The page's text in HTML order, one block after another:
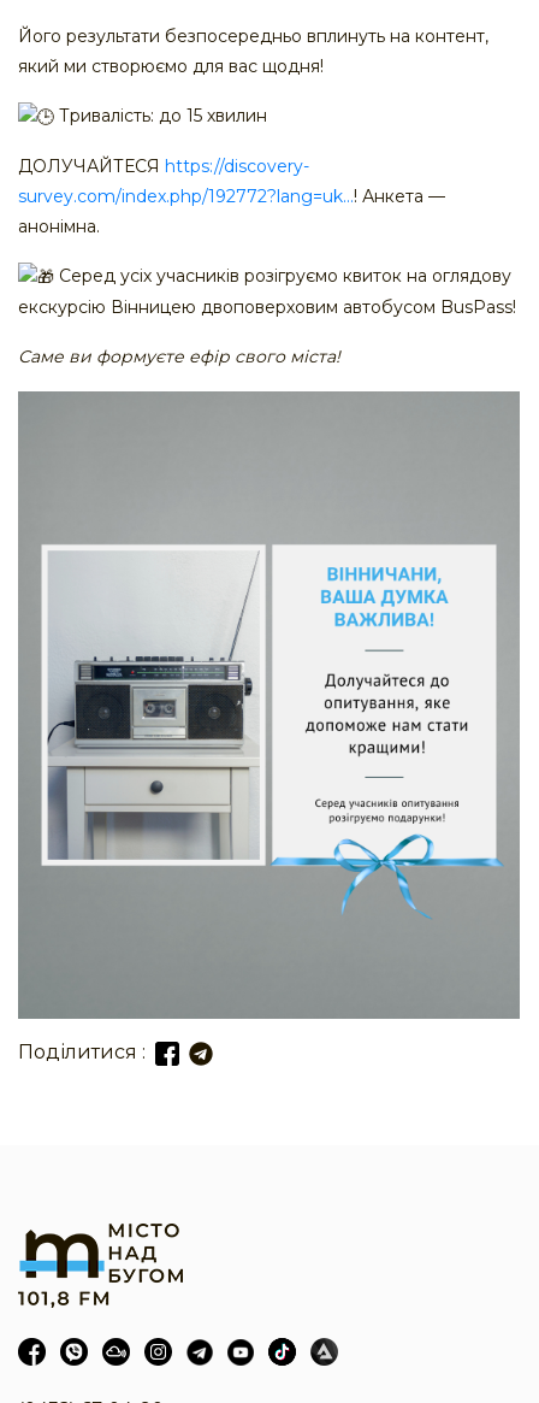
Його результати безпосередньо вплинуть на контент,
який ми створюємо для вас щодня!
Тривалість: до 15 хвилин
ДОЛУЧАЙТЕСЯ https://discovery-
survey.com/index.php/192772?lang=uk...! Анкета —
анонімна.
Серед усіх учасників розігруємо квиток на оглядову
екскурсію Вінницею двоповерховим автобусом BusPass!
Саме ви формуєте ефір свого міста!
Поділитися :